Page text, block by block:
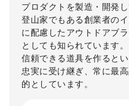
プロダクトを製造・開発し
登山家でもある創業者の
に配慮したアウトドアブ
としても知られています。
信頼できる道具を作ると
忠実に受け継ぎ、常に最
的としています。